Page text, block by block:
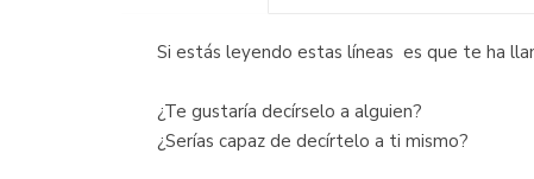
Si estás leyendo estas líneas es que te ha
¿Te gustaría decírselo a alguien?
¿Serías capaz de decírtelo a ti mismo?